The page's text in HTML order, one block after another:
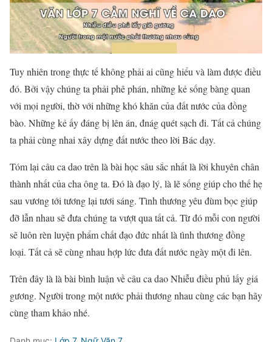
Tuy nhiên trong thực tế không phải ai cũng hiểu và làm được điều
đó. Bởi vậy chúng ta phải phê phán, những kẻ sống bàng quan
với mọi người, thờ với những khó khăn của đất nước của đồng
bào. Những kẻ ấy đáng bị lên án, đnág quét sạch đi. Tất cả chúng
ta phải cùng nhai xây dựng đất nước theo lời Bác dạy.
Tóm lại câu ca dao trên là bài học sâu sắc nhất là lời khuyên chân
thành nhất của cha ông ta. Đó là đạo lý, là lẽ sống giúp cho thế hẹ
sau vương tới tương lại tươi sáng. Tình thương yêu đùm bọc giúp
đỡ lẫn nhau sẽ đưa chúng ta vượt qua tất cả. Từ đó mỗi con người
sẽ luôn rèn luyện phẩm chất đạo đức nhất là tình thương đồng
loại. Tất cả sẽ cùng nhau hợp lức đưa đất nước ngày một đi lên.
Trên đây là là bài bình luận về câu ca dao Nhiễu điều phủ lấy giá
gương. Người trong một nước phải thương nhau cùng các bạn hãy
cùng tham khảo nhé.